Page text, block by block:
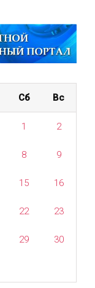
Сб Вс
1 2
8 9
15 16
22 23
29 30